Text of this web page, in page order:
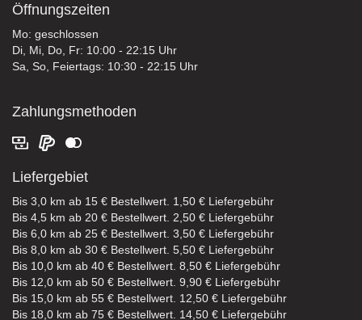
Öffnungszeiten
Mo: geschlossen
Di, Mi, Do, Fr: 10:00 - 22:15 Uhr
Sa, So, Feiertags: 10:30 - 22:15 Uhr
Zahlungsmethoden
Liefergebiet
Bis 3,0 km ab 15 € Bestellwert. 1,50 € Liefergebühr
Bis 4,5 km ab 20 € Bestellwert. 2,50 € Liefergebühr
Bis 6,0 km ab 25 € Bestellwert. 3,50 € Liefergebühr
Bis 8,0 km ab 30 € Bestellwert. 5,50 € Liefergebühr
Bis 10,0 km ab 40 € Bestellwert. 8,50 € Liefergebühr
Bis 12,0 km ab 50 € Bestellwert. 9,90 € Liefergebühr
Bis 15,0 km ab 55 € Bestellwert. 12,50 € Liefergebühr
Bis 18,0 km ab 75 € Bestellwert. 14,50 € Liefergebühr